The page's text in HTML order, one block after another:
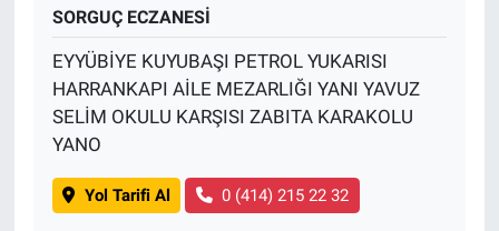
SORGUÇ ECZANESİ
EYYÜBİYE KUYUBAŞI PETROL YUKARISI
HARRANKAPI AİLE MEZARLIĞI YANI YAVUZ
SELİM OKULU KARŞISI ZABITA KARAKOLU
YANO
Yol Tarifi Al 0 (414) 215 22 32